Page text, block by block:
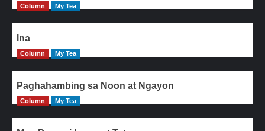
Column My Tea
Ina
Column My Tea
Paghahambing sa Noon at Ngayon
Column My Tea